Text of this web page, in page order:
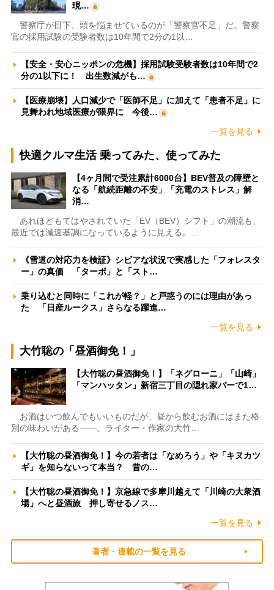
現…
警察庁が目下、頭を悩ませているのが「警察官不足」だ。警察
官の採用試験の受験者数は10年間で2分の1以…
【安全・安心ニッポンの危機】採用試験受験者数は10年間で2
分の1以下に！ 出生数減がも…
【医療崩壊】人口減少で「医師不足」に加えて「患者不足」に
見舞われ地域医療が限界に 今後…
一覧を見る
快適クルマ生活 乗ってみた、使ってみた
【4ヶ月間で受注累計6000台】BEV普及の障壁と
なる「航続距離の不安」「充電のストレス」解
消…
あれほどもてはやされていた「EV（BEV）シフト」の潮流も、
最近では減速基調になっているように見える。…
《雪道の対応力を検証》シビアな状況で実感した「フォレスタ
ー」の真価 「ターボ」と「スト…
乗り込むと同時に「これが軽？」と戸惑うのには理由があっ
た 「日産ルークス」さらなる躍進…
一覧を見る
大竹聡の「昼酒御免！」
【大竹聡の昼酒御免！】「ネグローニ」「山崎」
「マンハッタン」新宿三丁目の隠れ家バーで1…
お酒はいつ飲んでもいいものだが、昼から飲むお酒にはまた格
別の味わいがある――。ライター・作家の大竹…
【大竹聡の昼酒御免！】今の若者は「なめろう」や「キヌカツ
ギ」を知らないって本当？ 昔の…
【大竹聡の昼酒御免！】京急線で多摩川越えて「川崎の大衆酒
場」へと昼酒旅 押し寄せるノス…
一覧を見る
著者・連載の一覧を見る